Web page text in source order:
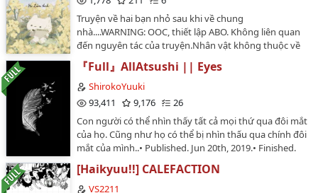
Truyện về hai bạn nhỏ sau khi về chung
nhà....WARNING: OOC, thiết lập ABO. Không liên quan
đến nguyên tác của truyện.Nhân vật không thuộc về
tôi.⚠ATSUAKU NOT AKUATSUNakajima Atsushi
topAkutagawa Ryuunosuke bottom…
『Full』AllAtsushi || Eyes
ShirokoYuuki
93,411
9,176
26
Con người có thể nhìn thấy tất cả mọi thứ qua đôi mắt
của họ. Cũng như họ có thể bị nhìn thấu qua chính đôi
mắt của mình..• Published. Jun 20th, 2019.• Finished.
[Haikyuu!!] CALEFACTION
VS2211